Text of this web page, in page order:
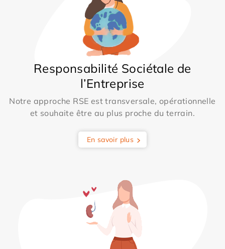
Responsabilité Sociétale de
l’Entreprise
Notre approche RSE est transversale, opérationnelle
et souhaite être au plus proche du terrain.
En savoir plus